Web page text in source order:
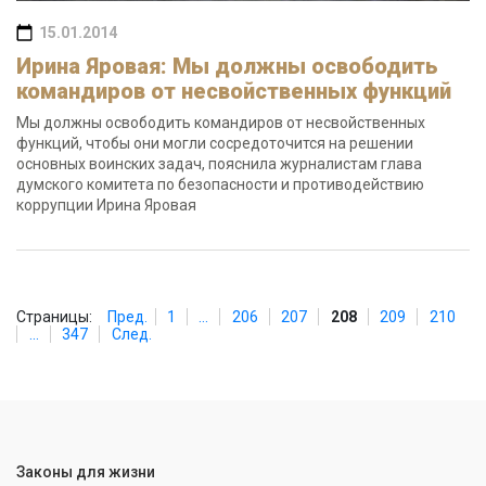
15.01.2014
Ирина Яровая: Мы должны освободить
командиров от несвойственных функций
Мы должны освободить командиров от несвойственных
функций, чтобы они могли сосредоточится на решении
основных воинских задач, пояснила журналистам глава
думского комитета по безопасности и противодействию
коррупции Ирина Яровая
Страницы: Пред. 1 206 207 208 209
210
347 След.
Законы для жизни